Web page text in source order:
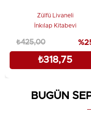
Zülfü Livaneli
İnkılap Kitabevi
₺318,75
₺425,00
BUGÜN